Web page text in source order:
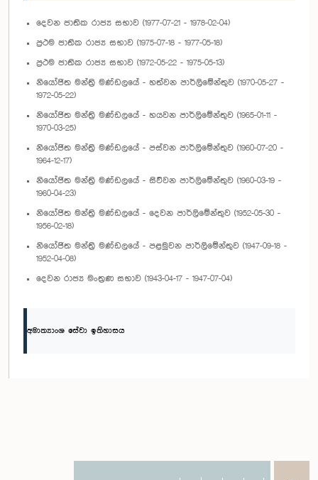
දෙවන ජාතික රාජ්‍ය සභාව (1977-07-21 - 1978-02-04)
ප්‍රථම ජාතික රාජ්‍ය සභාව (1975-07-18 - 1977-05-18)
ප්‍රථම ජාතික රාජ්‍ය සභාව (1972-05-22 - 1975-05-13)
නියෝජිත මන්ත්‍රි මණ්ඩලයේ - හත්වන පාර්ලිමේන්තුව (1970-05-27 -
1972-05-22)
නියෝජිත මන්ත්‍රි මණ්ඩලයේ - හයවන පාර්ලිමේන්තුව (1965-01-11 -
1970-03-25)
නියෝජිත මන්ත්‍රි මණ්ඩලයේ - පස්වන පාර්ලිමේන්තුව (1960-07-20 -
1964-12-17)
නියෝජිත මන්ත්‍රි මණ්ඩලයේ - සිව්වන පාර්ලිමේන්තුව (1960-03-19 -
1960-04-23)
නියෝජිත මන්ත්‍රි මණ්ඩලයේ - දෙවන පාර්ලිමේන්තුව (1952-05-30 -
1956-02-18)
නියෝජිත මන්ත්‍රි මණ්ඩලයේ - පළමුවන පාර්ලිමේන්තුව (1947-09-18 -
1952-04-08)
දෙවන රාජ්‍ය මංත්‍රණ සභාව (1943-04-17 - 1947-07-04)
අමාත්‍යාංශ සේවා ඉතිහාසය